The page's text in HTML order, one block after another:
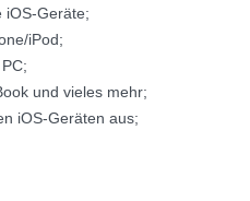
iOS-Geräte;
iPod;
und vieles mehr;
iOS-Geräten aus;